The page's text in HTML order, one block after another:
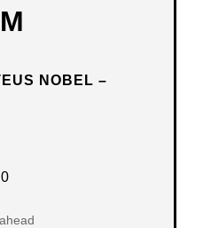
NOBEL –